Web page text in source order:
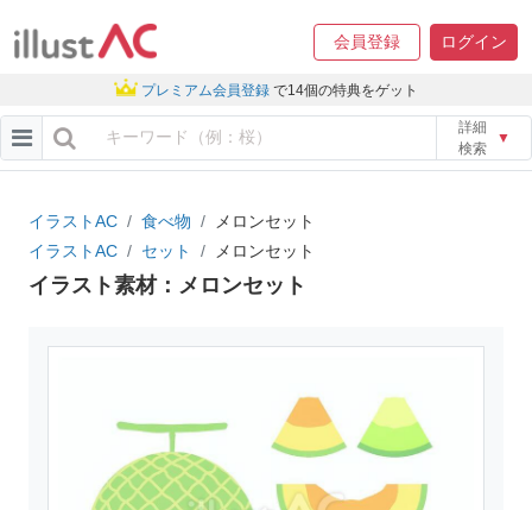
会員登録 ログイン
プレミアム会員登録 で14個の特典をゲット
詳細
検索
▼
イラストAC 食べ物
メロンセット
イラストAC
セット メロンセット
イラスト素材：メロンセット